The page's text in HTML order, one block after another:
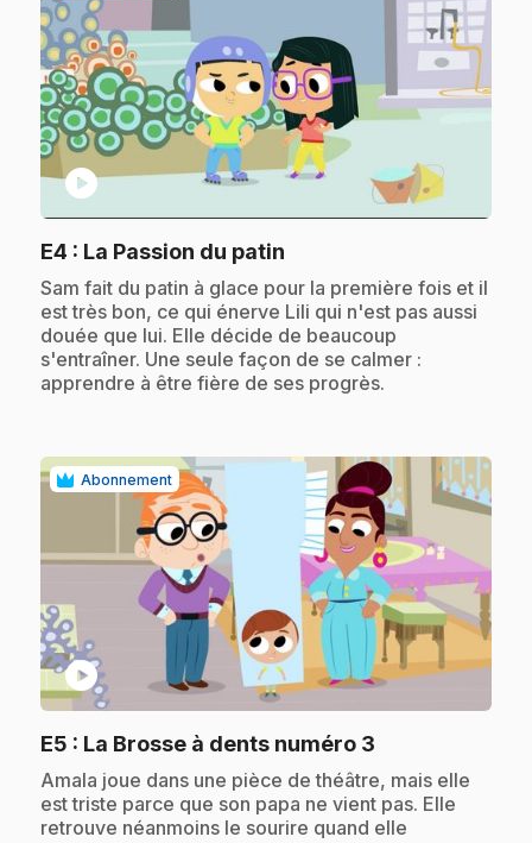
play_circle
E4 : La Passion du patin
.Sam fait du patin à glace pour la première fois et il
est très bon, ce qui énerve Lili qui n'est pas aussi
douée que lui. Elle décide de beaucoup
s'entraîner. Une seule façon de se calmer :
apprendre à être fière de ses progrès.
Abonnement
play_circle
E5 : La Brosse à dents numéro 3
.Amala joue dans une pièce de théâtre, mais elle
est triste parce que son papa ne vient pas. Elle
retrouve néanmoins le sourire quand elle